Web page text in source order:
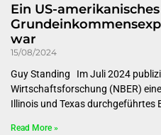
Ein US-amerikanisches
war
15/08/2024
Guy Standing Im Juli 2024
Wirtschaftsforschung (NBER)
Illinois und Texas durchgeführtes
Read More »